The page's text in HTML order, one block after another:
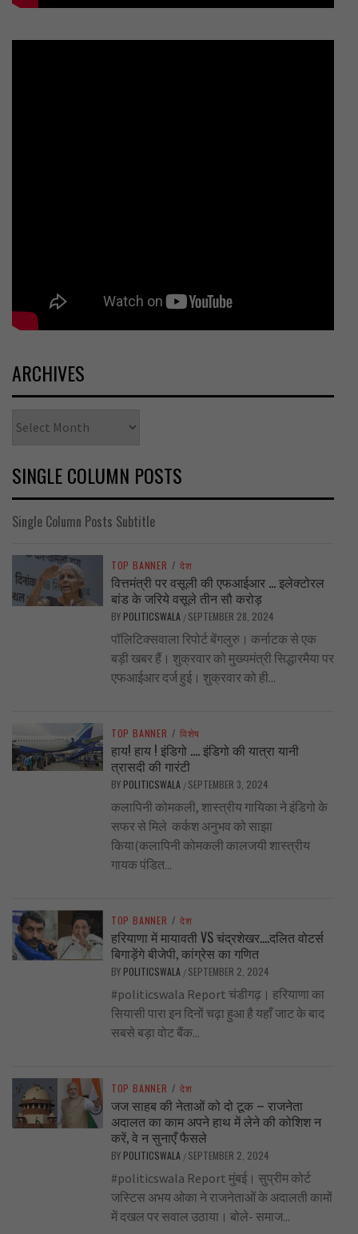
ARCHIVES
SINGLE COLUMN POSTS
Single Column Posts Subtitle
TOP BANNER / देश
वित्तमंत्री पर वसूली की एफआईआर … इलेक्टोरल
बांड के जरिये वसूले तीन सौ करोड़
BY POLITICSWALA / SEPTEMBER 28, 2024
पॉलिटिक्सवाला रिपोर्ट बेंगलुरु। कर्नाटक से एक
बड़ी खबर हैं। शुक्रवार को मुख्यमंत्री सिद्धारमैया पर
एफआईआर दर्ज हुई। शुक्रवार को ही...
TOP BANNER / विशेष
हाय! हाय ! इंडिगो …. इंडिगो की यात्रा यानी
त्रासदी की गारंटी
BY POLITICSWALA / SEPTEMBER 3, 2024
कलापिनी कोमकली, शास्त्रीय गायिका ने इंडिगो के
सफर से मिले कर्कश अनुभव को साझा
किया(कलापिनी कोमकली कालजयी शास्त्रीय
गायक पंडित...
TOP BANNER / देश
हरियाणा में मायावती VS चंद्रशेखर….दलित वोटर्स
बिगाड़ेंगे बीजेपी, कांग्रेस का गणित
BY POLITICSWALA / SEPTEMBER 2, 2024
#politicswala Report चंडीगढ़। हरियाणा का
सियासी पारा इन दिनों चढ़ा हुआ है यहाँ जाट के बाद
सबसे बड़ा वोट बैंक...
TOP BANNER / देश
जज साहब की नेताओं को दो टूक – राजनेता
अदालत का काम अपने हाथ में लेने की कोशिश न
करें, वे न सुनाएँ फैसले
BY POLITICSWALA / SEPTEMBER 2, 2024
#politicswala Report मुंबई। सुप्रीम कोर्ट
जस्टिस अभय ओका ने राजनेताओं के अदालती कामों
में दखल पर सवाल उठाया। बोले- समाज...